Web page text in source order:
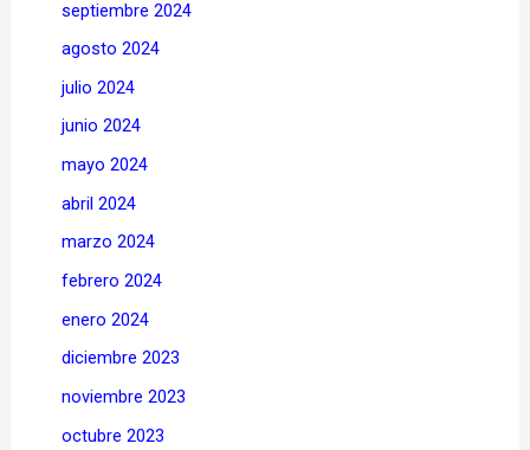
septiembre 2024
agosto 2024
julio 2024
junio 2024
mayo 2024
abril 2024
marzo 2024
febrero 2024
enero 2024
diciembre 2023
noviembre 2023
octubre 2023